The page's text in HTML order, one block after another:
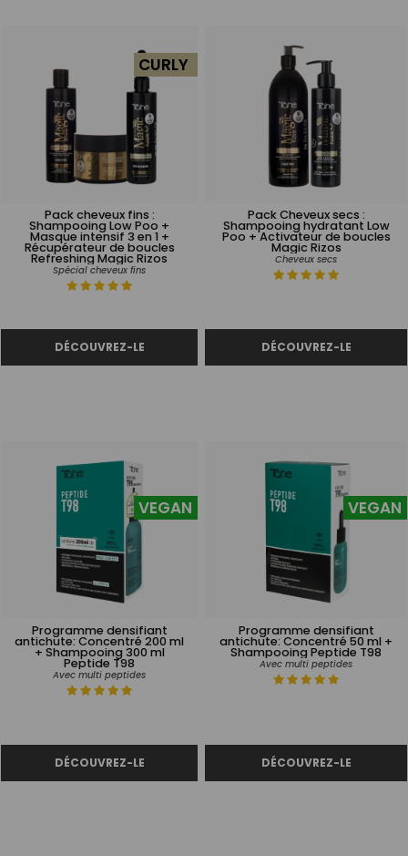
Pack cheveux fins :
Shampooing Low Poo +
Masque intensif 3 en 1 +
Récupérateur de boucles
Refreshing Magic Rizos
Spécial cheveux fins
CURLY
Pack Cheveux secs :
Shampooing hydratant Low
Poo + Activateur de boucles
Magic Rizos
Cheveux secs
Programme densifiant
antichute: Concentré 200 ml
+ Shampooing 300 ml
Peptide T98
Avec multi peptides
VEGAN
Programme densifiant
antichute: Concentré 50 ml +
Shampooing Peptide T98
Avec multi peptides
VEGAN